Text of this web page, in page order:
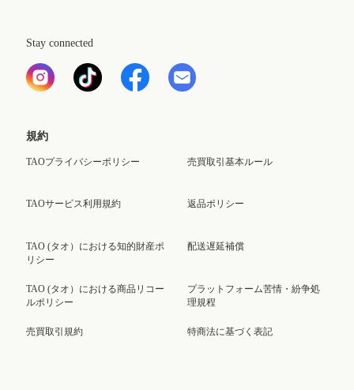
Stay connected
規約
TAOプライバシーポリシー
TAOサービス利用規約
TAO (タオ）における知的財産ポ
リシー
TAO (タオ）における商品リコー
ルポリシー
売買取引規約
売買取引基本ルール
返品ポリシー
配送遅延補償
プラットフォーム苦情・紛争処
理規程
特商法に基づく表記